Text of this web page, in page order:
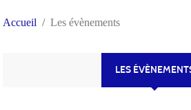
Accueil Les évènements
LES